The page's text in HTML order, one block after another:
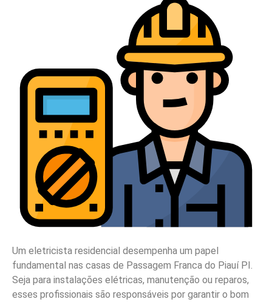
Um eletricista residencial desempenha um papel
fundamental nas casas de Passagem Franca do Piauí PI.
Seja para instalações elétricas, manutenção ou reparos,
esses profissionais são responsáveis por garantir o bom